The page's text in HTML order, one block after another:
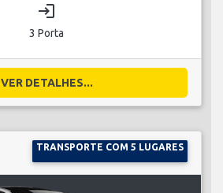
login
3 Porta
VER DETALHES...
TRANSPORTE COM 5 LUGARES